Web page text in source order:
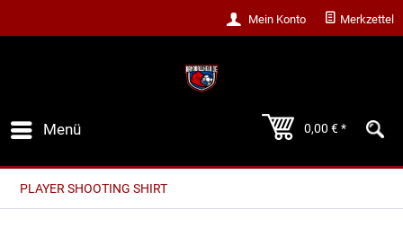
Merkzettel
Mein Konto
Menü 0,00 € *
PLAYER SHOOTING SHIRT